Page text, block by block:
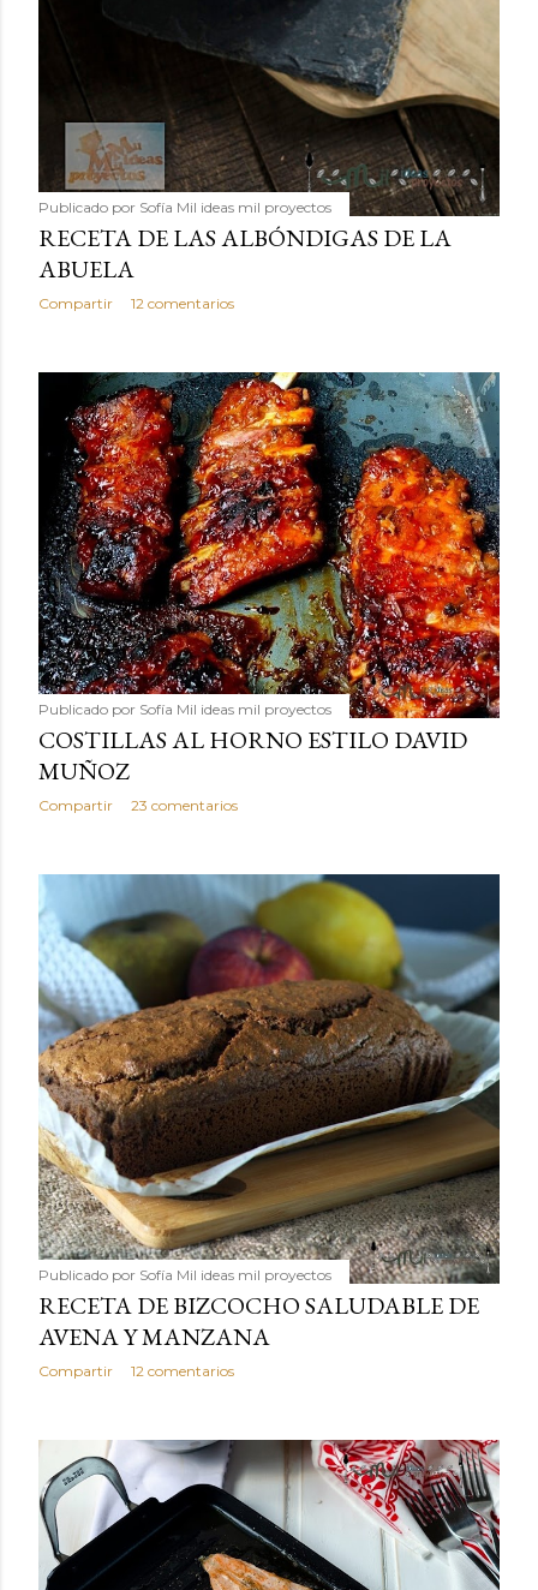
Publicado por Sofía Mil ideas mil proyectos
RECETA DE LAS ALBÓNDIGAS DE LA
ABUELA
Compartir 12 comentarios
Publicado por Sofía Mil ideas mil proyectos
COSTILLAS AL HORNO ESTILO DAVID
MUÑOZ
Compartir 23 comentarios
Publicado por Sofía Mil ideas mil proyectos
RECETA DE BIZCOCHO SALUDABLE DE
AVENA Y MANZANA
Compartir 12 comentarios